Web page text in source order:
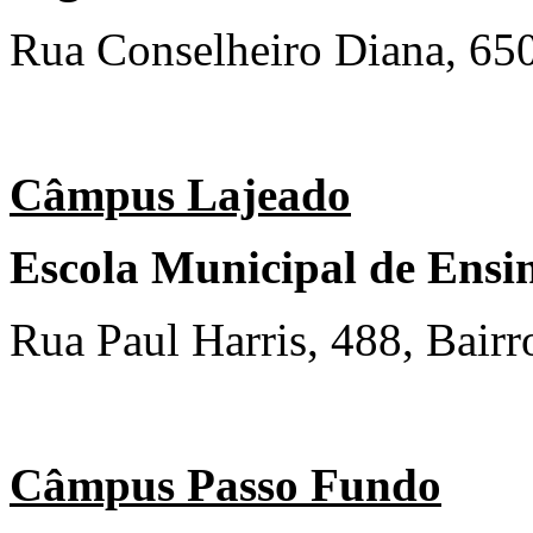
Rua Conselheiro Diana,
Câmpus Lajeado
Escola Municipal de
Rua Paul Harris, 488,
Câmpus Passo Fundo